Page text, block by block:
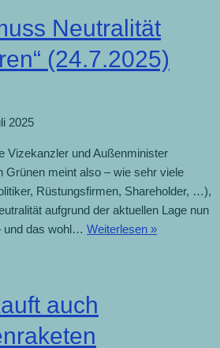
Neutralität
(24.7.2025)
2025
Vizekanzler und Außenminister
meint also – wie sehr viele
Rüstungsfirmen, Shareholder, …),
aufgrund der aktuellen Lage nun
und das wohl… Weiterlesen »
auch